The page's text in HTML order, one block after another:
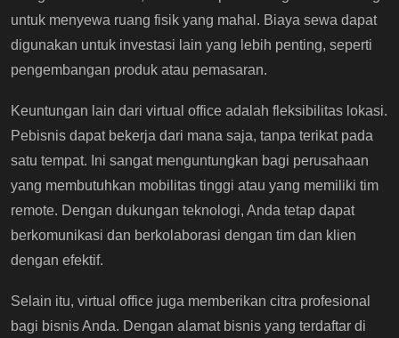
untuk menyewa ruang fisik yang mahal. Biaya sewa dapat
digunakan untuk investasi lain yang lebih penting, seperti
pengembangan produk atau pemasaran.
Keuntungan lain dari virtual office adalah fleksibilitas lokasi.
Pebisnis dapat bekerja dari mana saja, tanpa terikat pada
satu tempat. Ini sangat menguntungkan bagi perusahaan
yang membutuhkan mobilitas tinggi atau yang memiliki tim
remote. Dengan dukungan teknologi, Anda tetap dapat
berkomunikasi dan berkolaborasi dengan tim dan klien
dengan efektif.
Selain itu, virtual office juga memberikan citra profesional
bagi bisnis Anda. Dengan alamat bisnis yang terdaftar di